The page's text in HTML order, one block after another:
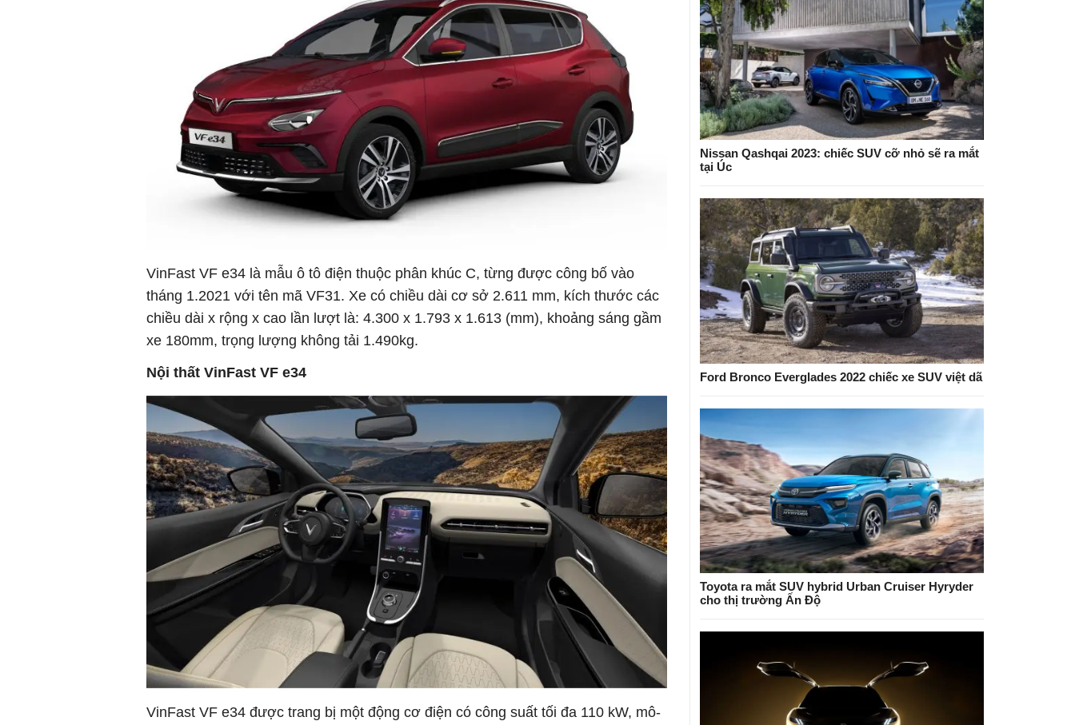
VinFast VF e34 là mẫu ô tô điện thuộc phân khúc C, từng được công bố vào
tháng 1.2021 với tên mã VF31. Xe có chiều dài cơ sở 2.611 mm, kích thước các
chiều dài x rộng x cao lần lượt là: 4.300 x 1.793 x 1.613 (mm), khoảng sáng gầm
xe 180mm, trọng lượng không tải 1.490kg.
Nội thất VinFast VF e34
VinFast VF e34 được trang bị một động cơ điện có công suất tối đa 110 kW, mô-
Nissan Qashqai 2023: chiếc SUV cỡ nhỏ sẽ ra mắt
tại Úc
Ford Bronco Everglades 2022 chiếc xe SUV việt dã
Toyota ra mắt SUV hybrid Urban Cruiser Hyryder
cho thị trường Ấn Độ